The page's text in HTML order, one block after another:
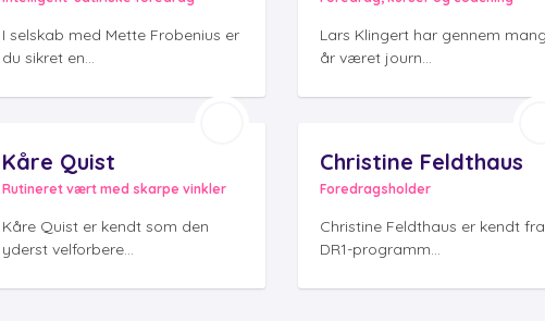
I selskab med Mette Frobenius er
du sikret en...
Lars Klingert har gennem
år været journ...
Kåre Quist
Rutineret vært med skarpe vinkler
Kåre Quist er kendt som den
yderst velforbere...
Christine Feldthaus
Foredragsholder
Christine Feldthaus er kendt fra
DR1-programm...